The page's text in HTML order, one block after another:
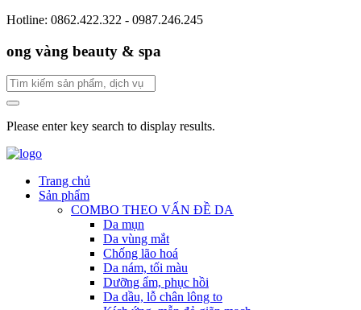
Hotline: 0862.422.322 - 0987.246.245
ong vàng beauty & spa
Please enter key search to display results.
Trang chủ
Sản phẩm
COMBO THEO VẤN ĐỀ DA
Da mụn
Da vùng mắt
Chống lão hoá
Da nám, tối màu
Dưỡng ẩm, phục hồi
Da dầu, lỗ chân lông to